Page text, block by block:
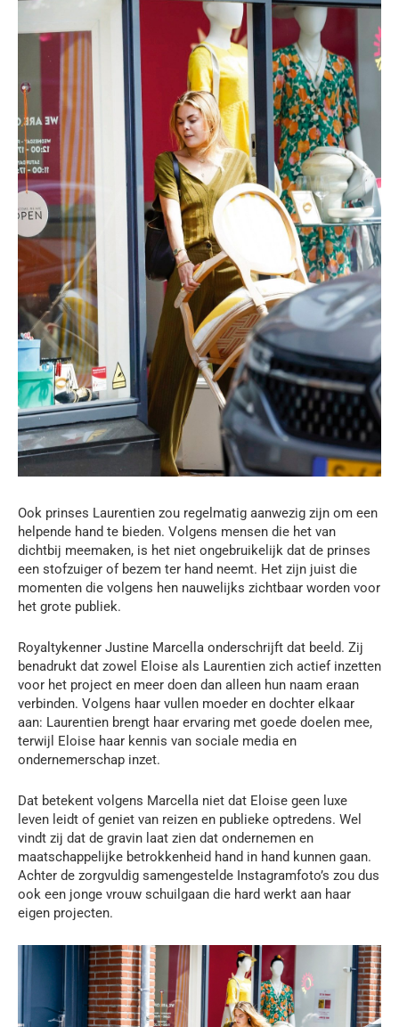
Ook prinses Laurentien zou regelmatig aanwezig zijn om een
helpende hand te bieden. Volgens mensen die het van
dichtbij meemaken, is het niet ongebruikelijk dat de prinses
een stofzuiger of bezem ter hand neemt. Het zijn juist die
momenten die volgens hen nauwelijks zichtbaar worden voor
het grote publiek.
Royaltykenner Justine Marcella onderschrijft dat beeld. Zij
benadrukt dat zowel Eloise als Laurentien zich actief inzetten
voor het project en meer doen dan alleen hun naam eraan
verbinden. Volgens haar vullen moeder en dochter elkaar
aan: Laurentien brengt haar ervaring met goede doelen mee,
terwijl Eloise haar kennis van sociale media en
ondernemerschap inzet.
Dat betekent volgens Marcella niet dat Eloise geen luxe
leven leidt of geniet van reizen en publieke optredens. Wel
vindt zij dat de gravin laat zien dat ondernemen en
maatschappelijke betrokkenheid hand in hand kunnen gaan.
Achter de zorgvuldig samengestelde Instagramfoto’s zou dus
ook een jonge vrouw schuilgaan die hard werkt aan haar
eigen projecten.